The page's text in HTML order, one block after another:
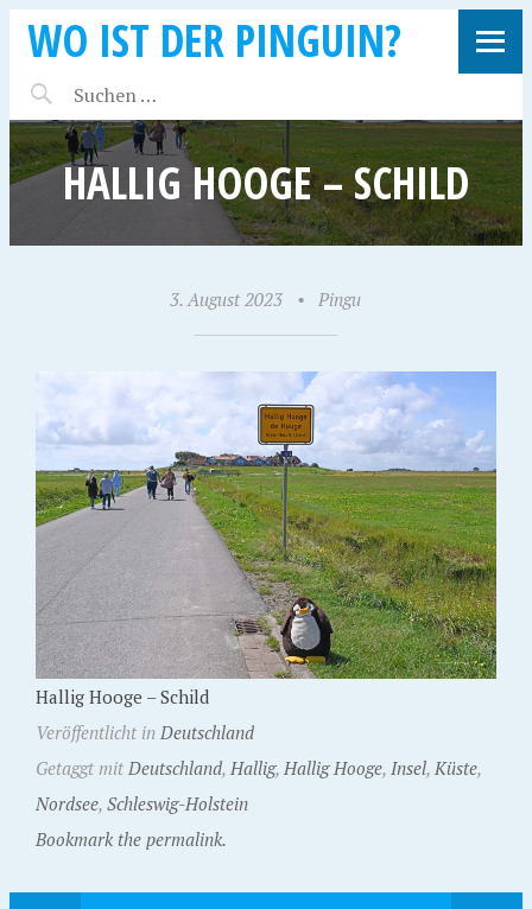
WO IST DER PINGUIN?
HALLIG HOOGE – SCHILD
3. August 2023 • Pingu
Hallig Hooge – Schild
Veröffentlicht in Deutschland
Getaggt mit Deutschland, Hallig, Hallig Hooge, Insel, Küste,
Nordsee, Schleswig-Holstein
Bookmark the permalink.